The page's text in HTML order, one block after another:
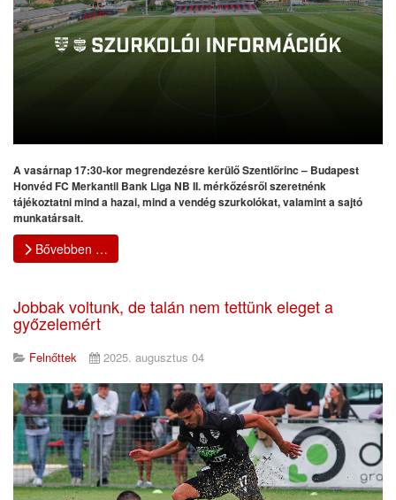
A vasárnap 17:30-kor megrendezésre kerülő Szentlőrinc – Budapest
Honvéd FC Merkantil Bank Liga NB II. mérkőzésről szeretnénk
tájékoztatni mind a hazai, mind a vendég szurkolókat, valamint a sajtó
munkatársait.
Bővebben …
Jobbak voltunk, de talán nem tettünk eleget a
győzelemért
Felnőttek 2025. augusztus 04